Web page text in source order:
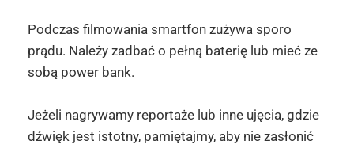
Podczas filmowania smartfon zużywa sporo
prądu. Należy zadbać o pełną baterię lub mieć ze
sobą power bank.
Jeżeli nagrywamy reportaże lub inne ujęcia, gdzie
dźwięk jest istotny, pamiętajmy, aby nie zasłonić